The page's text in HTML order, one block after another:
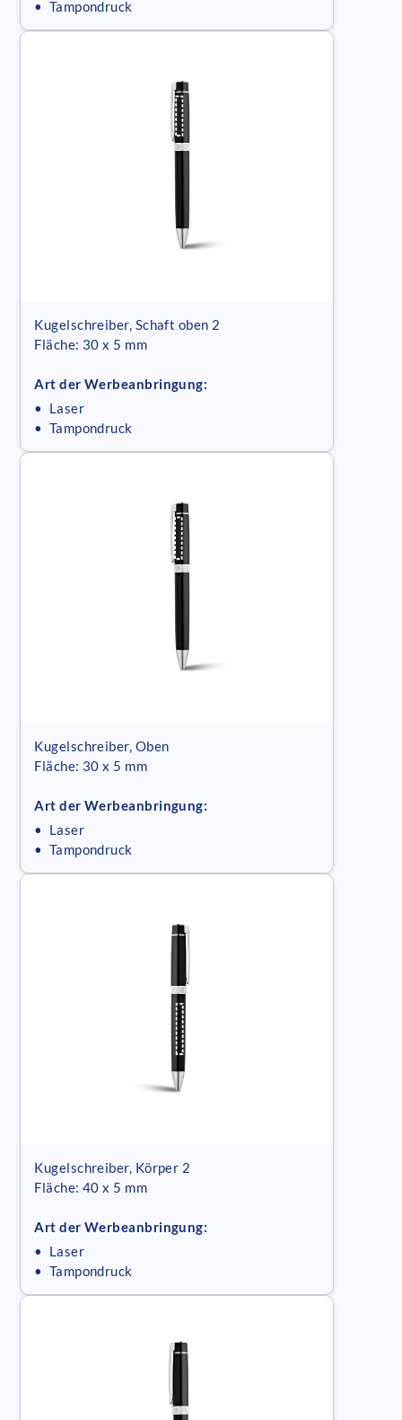
• Tampondruck
Kugelschreiber, Schaft oben 2
Fläche: 30 x 5 mm
Art der Werbeanbringung:
• Laser
• Tampondruck
Kugelschreiber, Oben
Fläche: 30 x 5 mm
Art der Werbeanbringung:
• Laser
• Tampondruck
Kugelschreiber, Körper 2
Fläche: 40 x 5 mm
Art der Werbeanbringung:
• Laser
• Tampondruck